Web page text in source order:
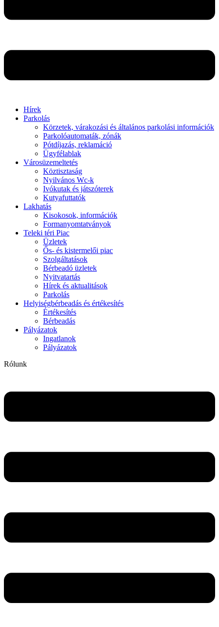
Hírek
Parkolás
Körzetek, várakozási és általános parkolási információk
Parkolóautomaták, zónák
Pótdíjazás, reklamáció
Ügyfélablak
Városüzemeltetés
Köztisztaság
Nyilvános Wc-k
Ivókutak és játszóterek
Kutyafuttatók
Lakhatás
Kisokosok, információk
Formanyomtatványok
Teleki téri Piac
Üzletek
Ős- és kistermelői piac
Szolgáltatások
Bérbeadó üzletek
Nyitvatartás
Hírek és aktualitások
Parkolás
Helyiségbérbeadás és értékesítés
Értékesítés
Bérbeadás
Pályázatok
Ingatlanok
Pályázatok
Rólunk